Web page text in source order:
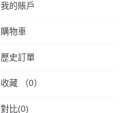
我的賬戶
購物車
歷史訂單
收藏 （0）
對比(0)